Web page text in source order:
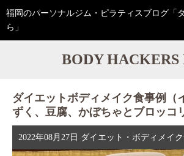
福岡のパーソナルジム・ピラティスブログ「
ら」
BODY HACKERS
ダイエットボディメイク食事例（
ずく、豆腐、かぼちゃとブロッコ
2022年08月27日 ダイエット・ボディメイ